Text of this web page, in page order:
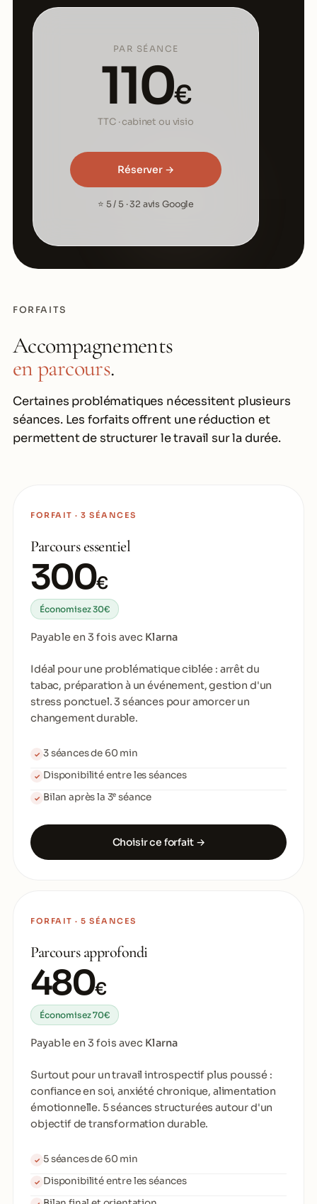
PAR SÉANCE
110€
TTC · cabinet ou visio
Réserver →
⭐ 5 / 5 · 32 avis Google
FORFAITS
Accompagnements
en parcours.
Certaines problématiques nécessitent plusieurs
séances. Les forfaits offrent une réduction et
permettent de structurer le travail sur la durée.
FORFAIT · 3 SÉANCES
Parcours essentiel
300€
Économisez 30€
Payable en 3 fois avec Klarna
Idéal pour une problématique ciblée : arrêt du
tabac, préparation à un événement, gestion d'un
stress ponctuel. 3 séances pour amorcer un
changement durable.
✓ 3 séances de 60 min
✓ Disponibilité entre les séances
✓ Bilan après la 3ᵉ séance
Choisir ce forfait →
FORFAIT · 5 SÉANCES
Parcours approfondi
480€
Économisez 70€
Payable en 3 fois avec Klarna
Surtout pour un travail introspectif plus poussé :
confiance en soi, anxiété chronique, alimentation
émotionnelle. 5 séances structurées autour d'un
objectif de transformation durable.
✓ 5 séances de 60 min
✓ Disponibilité entre les séances